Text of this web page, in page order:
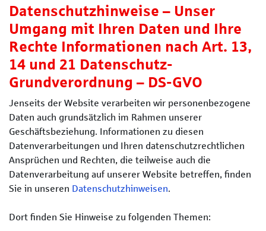
Datenschutzhinweise – Unser
Umgang mit Ihren Daten und Ihre
Rechte Informationen nach Art. 13,
14 und 21 Datenschutz-
Grundverordnung – DS-GVO
Jenseits der Website verarbeiten wir personenbezogene
Daten auch grundsätzlich im Rahmen unserer
Geschäftsbeziehung. Informationen zu diesen
Datenverarbeitungen und Ihren datenschutzrechtlichen
Ansprüchen und Rechten, die teilweise auch die
Datenverarbeitung auf unserer Website betreffen, finden
Sie in unseren Datenschutzhinweisen.
Dort finden Sie Hinweise zu folgenden Themen: